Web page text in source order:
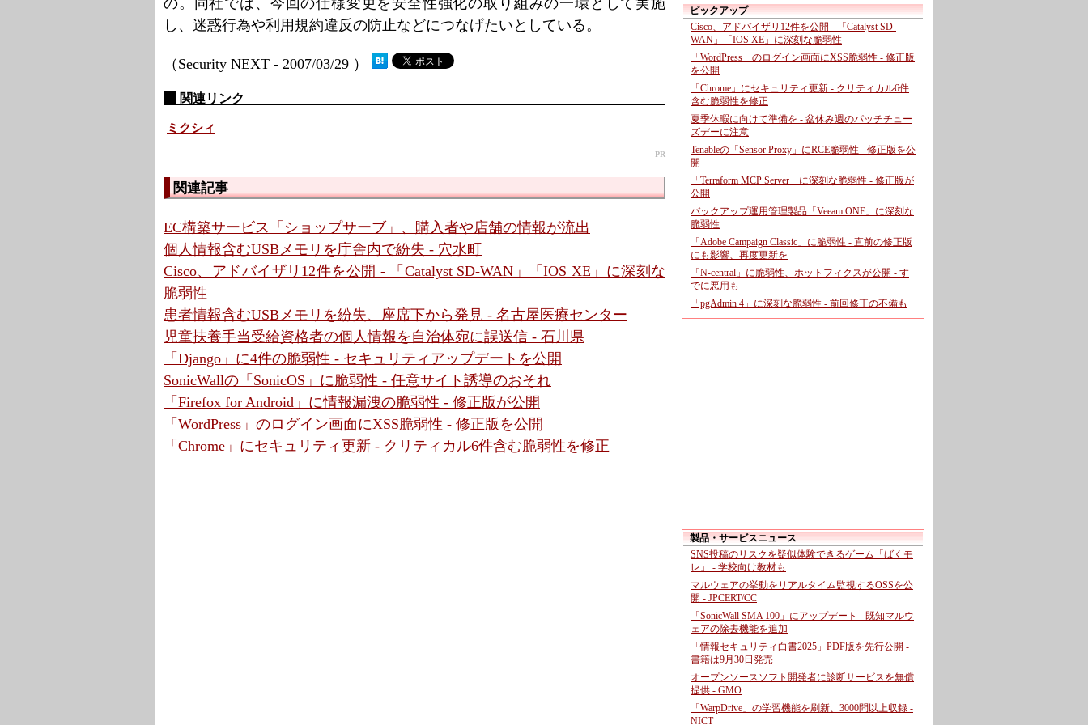
の。同社では、今回の仕様変更を安全性強化の取り組みの一環として実施
し、迷惑行為や利用規約違反の防止などにつなげたいとしている。
（Security NEXT - 2007/03/29 ）
関連リンク
ミクシィ
PR
関連記事
EC構築サービス「ショップサーブ」、購入者や店舗の情報が流出
個人情報含むUSBメモリを庁舎内で紛失 - 穴水町
Cisco、アドバイザリ12件を公開 - 「Catalyst SD-WAN」「IOS XE」に深刻な
脆弱性
患者情報含むUSBメモリを紛失、座席下から発見 - 名古屋医療センター
児童扶養手当受給資格者の個人情報を自治体宛に誤送信 - 石川県
「Django」に4件の脆弱性 - セキュリティアップデートを公開
SonicWallの「SonicOS」に脆弱性 - 任意サイト誘導のおそれ
「Firefox for Android」に情報漏洩の脆弱性 - 修正版が公開
「WordPress」のログイン画面にXSS脆弱性 - 修正版を公開
「Chrome」にセキュリティ更新 - クリティカル6件含む脆弱性を修正
ピックアップ
Cisco、アドバイザリ12件を公開 - 「Catalyst SD-
WAN」「IOS XE」に深刻な脆弱性
「WordPress」のログイン画面にXSS脆弱性 - 修正版
を公開
「Chrome」にセキュリティ更新 - クリティカル6件
含む脆弱性を修正
夏季休暇に向けて準備を - 盆休み週のパッチチュー
ズデーに注意
Tenableの「Sensor Proxy」にRCE脆弱性 - 修正版を公
開
「Terraform MCP Server」に深刻な脆弱性 - 修正版が
公開
バックアップ運用管理製品「Veeam ONE」に深刻な
脆弱性
「Adobe Campaign Classic」に脆弱性 - 直前の修正版
にも影響、再度更新を
「N-central」に脆弱性、ホットフィクスが公開 - す
でに悪用も
「pgAdmin 4」に深刻な脆弱性 - 前回修正の不備も
製品・サービスニュース
SNS投稿のリスクを疑似体験できるゲーム「ばくモ
レ」 - 学校向け教材も
マルウェアの挙動をリアルタイム監視するOSSを公
開 - JPCERT/CC
「SonicWall SMA 100」にアップデート - 既知マルウ
ェアの除去機能を追加
「情報セキュリティ白書2025」PDF版を先行公開 -
書籍は9月30日発売
オープンソースソフト開発者に診断サービスを無償
提供 - GMO
「WarpDrive」の学習機能を刷新、3000問以上収録 -
NICT